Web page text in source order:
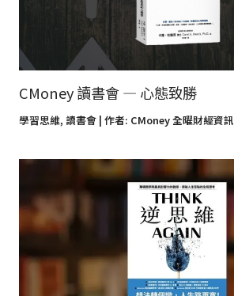
CMoney 讀書會 — 心態致勝
學習思維, 讀書會| 作者: CMoney 全曜財經資訊